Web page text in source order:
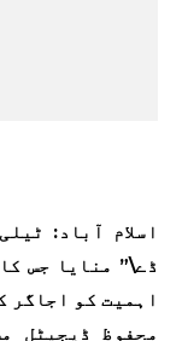
اسلام آباد:
ڈے\” منایا جس
اہمیت کو اجاگر
محفوظ ڈیجیٹل